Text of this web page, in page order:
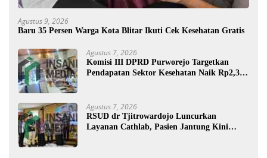
Agustus 9, 2026
Baru 35 Persen Warga Kota Blitar Ikuti Cek Kesehatan Gratis
Agustus 7, 2026
Komisi III DPRD Purworejo Targetkan
Pendapatan Sektor Kesehatan Naik Rp2,3
Agustus 7, 2026
RSUD dr Tjitrowardojo Luncurkan
Layanan Cathlab, Pasien Jantung Kini